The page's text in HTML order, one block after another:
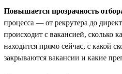
Повышается прозрачность
процесса — от рекрутера до
происходит с вакансией, сколько
находится прямо сейчас, с какой
закрываются вакансии и какие